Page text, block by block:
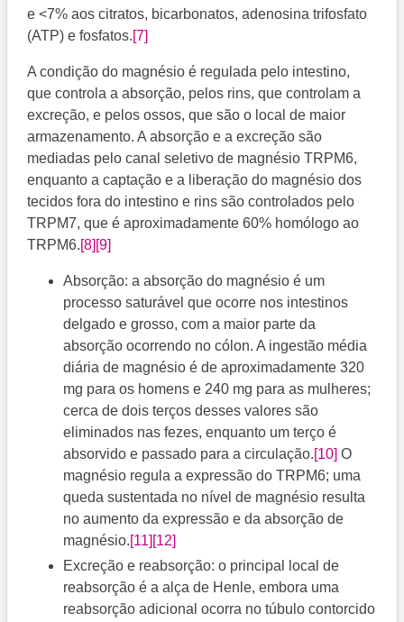
e <7% aos citratos, bicarbonatos, adenosina trifosfato
(ATP) e fosfatos.[7]
A condição do magnésio é regulada pelo intestino,
que controla a absorção, pelos rins, que controlam a
excreção, e pelos ossos, que são o local de maior
armazenamento. A absorção e a excreção são
mediadas pelo canal seletivo de magnésio TRPM6,
enquanto a captação e a liberação do magnésio dos
tecidos fora do intestino e rins são controlados pelo
TRPM7, que é aproximadamente 60% homólogo ao
TRPM6.[8] [9]
Absorção: a absorção do magnésio é um
processo saturável que ocorre nos intestinos
delgado e grosso, com a maior parte da
absorção ocorrendo no cólon. A ingestão média
diária de magnésio é de aproximadamente 320
mg para os homens e 240 mg para as mulheres;
cerca de dois terços desses valores são
eliminados nas fezes, enquanto um terço é
absorvido e passado para a circulação.[10] O
magnésio regula a expressão do TRPM6; uma
queda sustentada no nível de magnésio resulta
no aumento da expressão e da absorção de
magnésio.[11] [12]
Excreção e reabsorção: o principal local de
reabsorção é a alça de Henle, embora uma
reabsorção adicional ocorra no túbulo contorcido